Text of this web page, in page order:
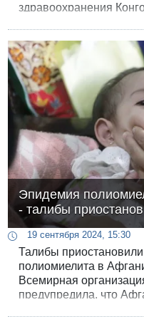
здравоохранения
Эпидемия
- талибы
19 сентября 2024, 15:30
Талибы
полиомиелита в
Всемирная
предупредила, что